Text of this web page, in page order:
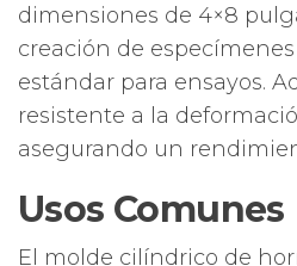
dimensiones de 4×8
creación de
estándar para ensayos.
resistente a la
asegurando un
Usos Comunes
El molde cilíndrico de